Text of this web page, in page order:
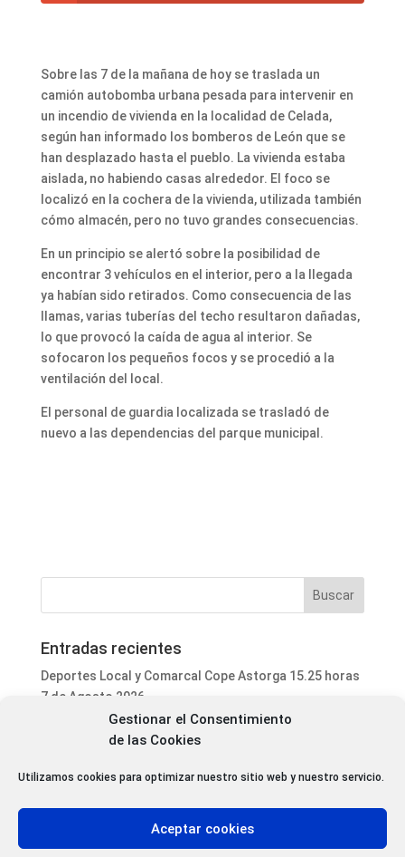
Gestionar el Consentimiento
de las Cookies
Utilizamos cookies para optimizar nuestro sitio web y nuestro servicio.
Aceptar cookies
Sobre las 7 de la mañana de hoy se traslada un
camión autobomba urbana pesada para intervenir en
un incendio de vivienda en la localidad de Celada,
según han informado los bomberos de León que se
han desplazado hasta el pueblo. La vivienda estaba
aislada, no habiendo casas alrededor. El foco se
localizó en la cochera de la vivienda, utilizada también
cómo almacén, pero no tuvo grandes consecuencias.
En un principio se alertó sobre la posibilidad de
encontrar 3 vehículos en el interior, pero a la llegada
ya habían sido retirados. Como consecuencia de las
llamas, varias tuberías del techo resultaron dañadas,
lo que provocó la caída de agua al interior. Se
sofocaron los pequeños focos y se procedió a la
ventilación del local.
El personal de guardia localizada se trasladó de
nuevo a las dependencias del parque municipal.
Entradas recientes
Deportes Local y Comarcal Cope Astorga 15.25 horas
7 de Agosto 2026
Informativo Mediodía Cope Astorga 14.20 horas 7 de
Agosto 2026
San Justo de la Vega acoge este fin de semana un
Programa Local Cope Astorga 7 de Agosto 2026